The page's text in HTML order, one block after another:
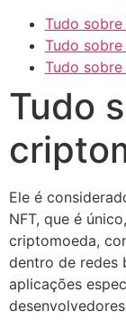
Tudo
Tudo
Tudo
Tudo
Ele é
NFT, que é
criptomoeda,
dentro de redes
aplicações